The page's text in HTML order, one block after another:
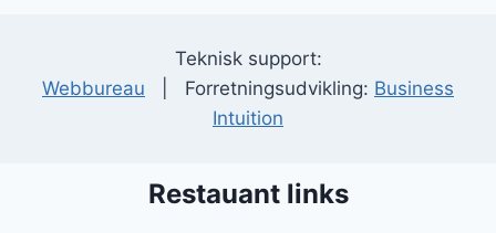
Teknisk support:
Webbureau | Forretningsudvikling: Business
Intuition
Restauant links